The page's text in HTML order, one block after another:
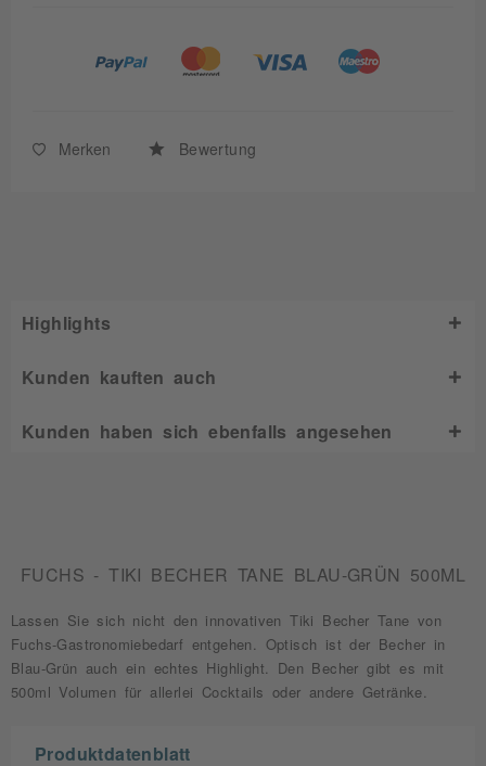
Merken Bewertung
Highlights
Kunden kauften auch
Kunden haben sich ebenfalls angesehen
FUCHS - TIKI BECHER TANE BLAU-GRÜN 500ML
Lassen Sie sich nicht den innovativen Tiki Becher Tane von
Fuchs-Gastronomiebedarf entgehen. Optisch ist der Becher in
Blau-Grün auch ein echtes Highlight. Den Becher gibt es mit
500ml Volumen für allerlei Cocktails oder andere Getränke.
Produktdatenblatt